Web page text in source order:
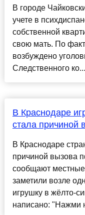
В городе
учете в
собственной
свою мать. По
возбуждено
Следственного ко...
В Краснодаре
стала причиной
В Краснодаре
причиной вызова
сообщают
заметили возле
игрушку в жёлто-
написано: "Нажми